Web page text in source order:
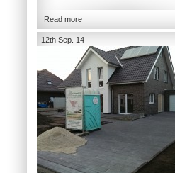
Read more
12th Sep. 14